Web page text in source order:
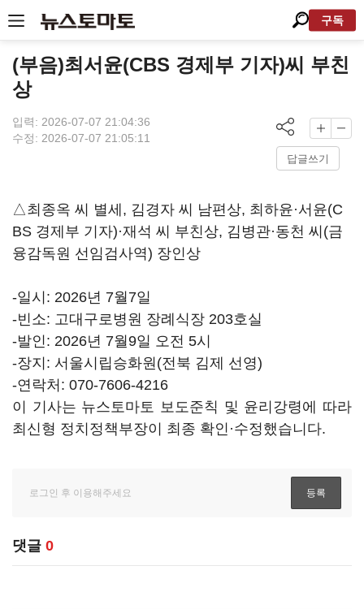
구독
(부음)최서윤(CBS 경제부 기자)씨 부친
상
입력: 2026-07-07 21:04:36
수정: 2026-07-07 21:05:11
답글쓰기
△최종옥 씨 별세, 김경자 씨 남편상, 최하윤·서윤(C
BS 경제부 기자)·재석 씨 부친상, 김병관·동천 씨(금
융감독원 선임검사역) 장인상
-일시: 2026년 7월7일
-빈소: 고대구로병원 장례식장 203호실
-발인: 2026년 7월9일 오전 5시
-장지: 서울시립승화원(전북 김제 선영)
-연락처: 070-7606-4216
이 기사는 뉴스토마토 보도준칙 및 윤리강령에 따라
최신형 정치정책부장이 최종 확인·수정했습니다.
댓글 0